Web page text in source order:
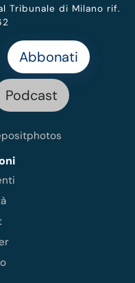
Tribunale di Milano rif.
Abbonati
Podcast